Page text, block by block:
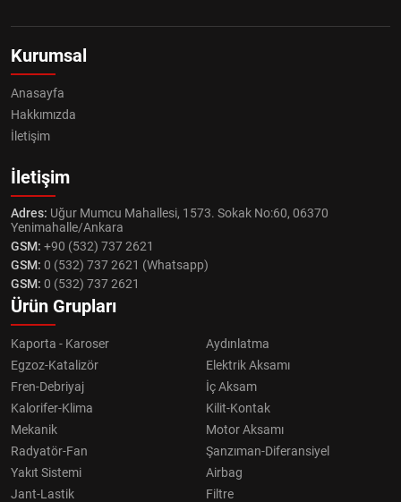
Kurumsal
Anasayfa
Hakkımızda
İletişim
İletişim
Adres: Uğur Mumcu Mahallesi, 1573. Sokak No:60, 06370
Yenimahalle/Ankara
GSM: +90 (532) 737 2621
GSM: 0 (532) 737 2621 (Whatsapp)
GSM: 0 (532) 737 2621
Ürün Grupları
Kaporta - Karoser
Aydınlatma
Egzoz-Katalizör
Elektrik Aksamı
Fren-Debriyaj
İç Aksam
Kalorifer-Klima
Kilit-Kontak
Mekanik
Motor Aksamı
Radyatör-Fan
Şanzıman-Diferansiyel
Yakıt Sistemi
Airbag
Jant-Lastik
Filtre